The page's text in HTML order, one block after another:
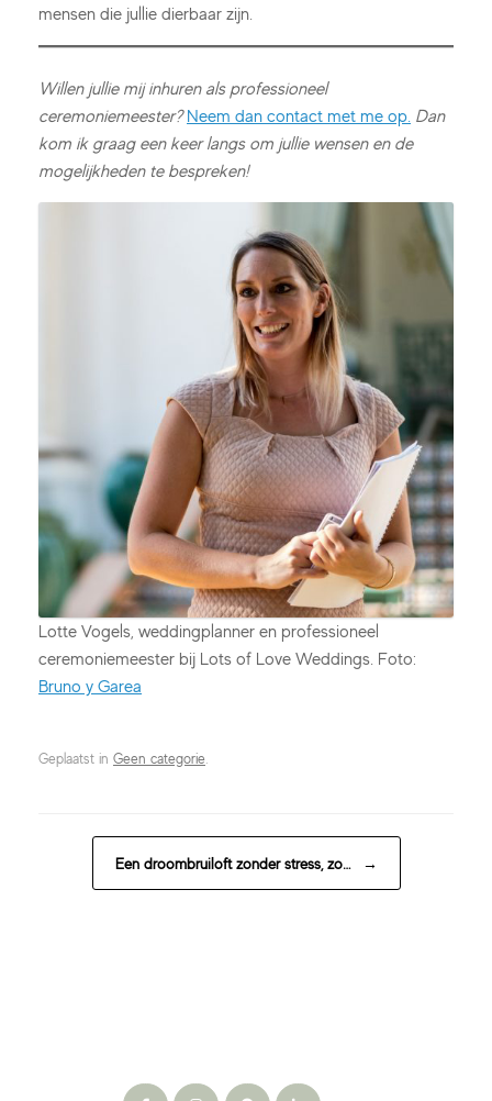
mensen die jullie dierbaar zijn.
Willen jullie mij inhuren als professioneel
ceremoniemeester?Neem dan contact met me op. Dan
kom ik graag een keer langs om jullie wensen en de
mogelijkheden te bespreken!
Lotte Vogels, weddingplanner en professioneel
ceremoniemeester bij Lots of Love Weddings. Foto:
Bruno y Garea
Geplaatst in Geen categorie
Een droombruiloft zonder stress, zo… →